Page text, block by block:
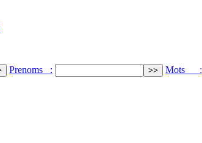
Prenoms : Mots :